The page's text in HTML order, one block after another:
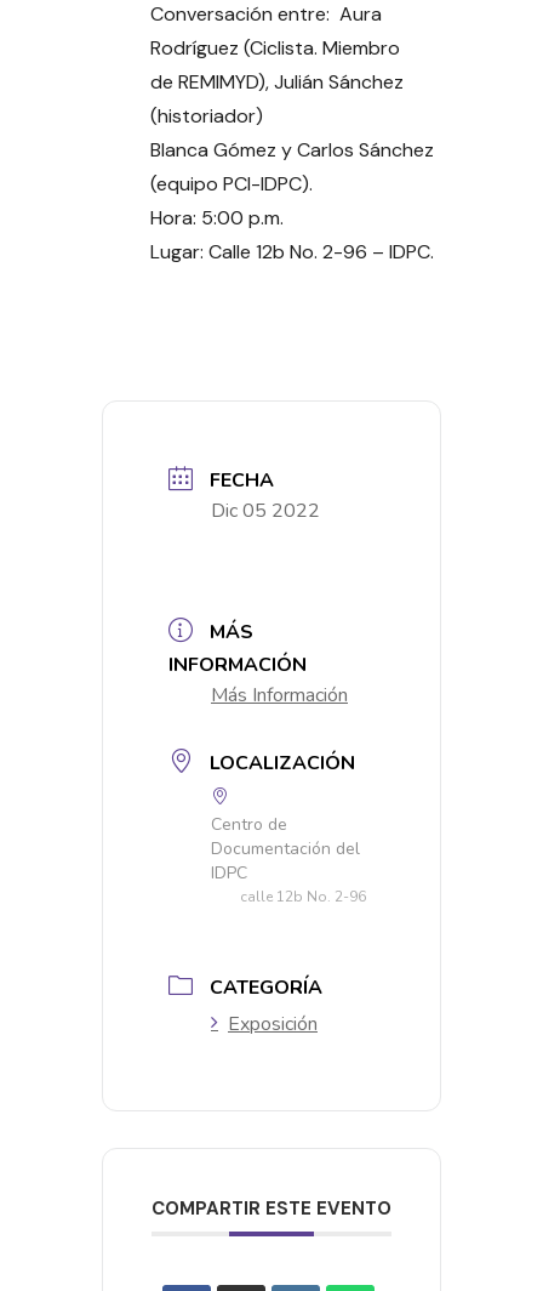
Conversación entre: Aura
Rodríguez (Ciclista. Miembro
de REMIMYD), Julián Sánchez
(historiador)
Blanca Gómez y Carlos Sánchez
(equipo PCI-IDPC).
Hora: 5:00 p.m.
Lugar: Calle 12b No. 2-96 – IDPC.
FECHA
Dic 05 2022
MÁS
INFORMACIÓN
Más Información
LOCALIZACIÓN
Centro de
Documentación del
IDPC
calle 12b No. 2-96
CATEGORÍA
Exposición
COMPARTIR ESTE EVENTO